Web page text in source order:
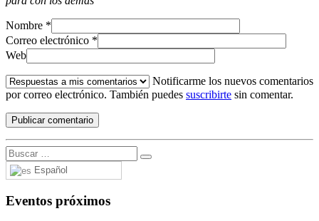
Nombre *
Correo electrónico *
Web
Notificarme los nuevos comentarios
por correo electrónico. También puedes suscribirte sin comentar.
Español
Eventos próximos